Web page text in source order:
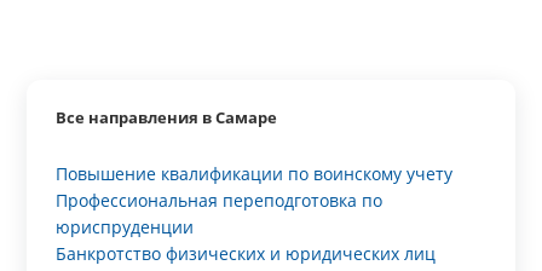
Все направления в Самаре
Повышение квалификации по воинскому учету
Профессиональная переподготовка по
юриспруденции
Банкротство физических и юридических лиц